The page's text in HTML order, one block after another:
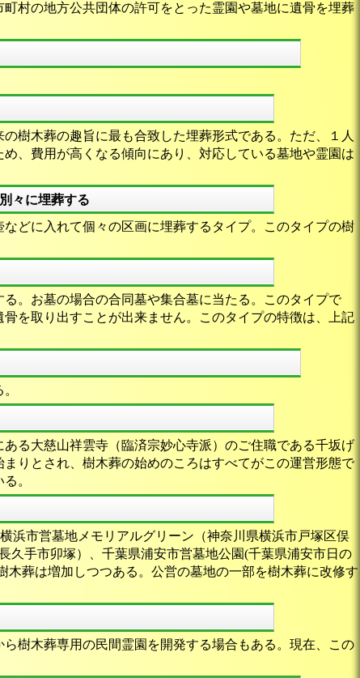
村の地方公共団体の許可をとった霊園や墓地に遺骨を埋葬
樹木葬の趣旨に最も合致した埋葬形式である。ただ、１人
、費用が高くなる傾向にあり、対応している墓地や霊園は
々に埋葬する
どに入れて個々の区画に埋葬するタイプ。このタイプの樹
。お墓の場合の合同墓や集合墓に当たる。このタイプで
を取り出すことが出来ません。このタイプの特徴は、上記
る大慈山祥雲寺（臨済宗妙心寺派）のご住職である千坂げ
りとされ、樹木葬の始めのころはすべてがこの運営形態で
。
浜市営墓地メモリアルグリーン（神奈川県横浜市戸塚区俣
久手市卯塚）、千葉県浦安市営墓地公園(千葉県浦安市日の
木葬は増加しつつある。公営の墓地の一部を樹木葬に改修す
樹木葬専用の民間霊園を開発する場合もある。現在、この